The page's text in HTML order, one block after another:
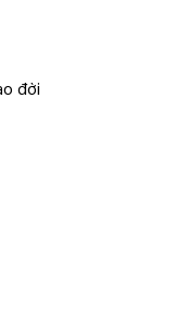
đời